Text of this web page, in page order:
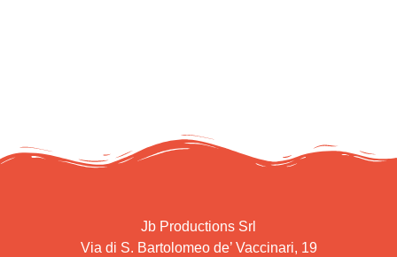
Jb Productions Srl
Via di S. Bartolomeo de’ Vaccinari, 19